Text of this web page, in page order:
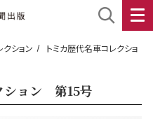
ション
トミカ歴代名車コレクショ
ション 第15号